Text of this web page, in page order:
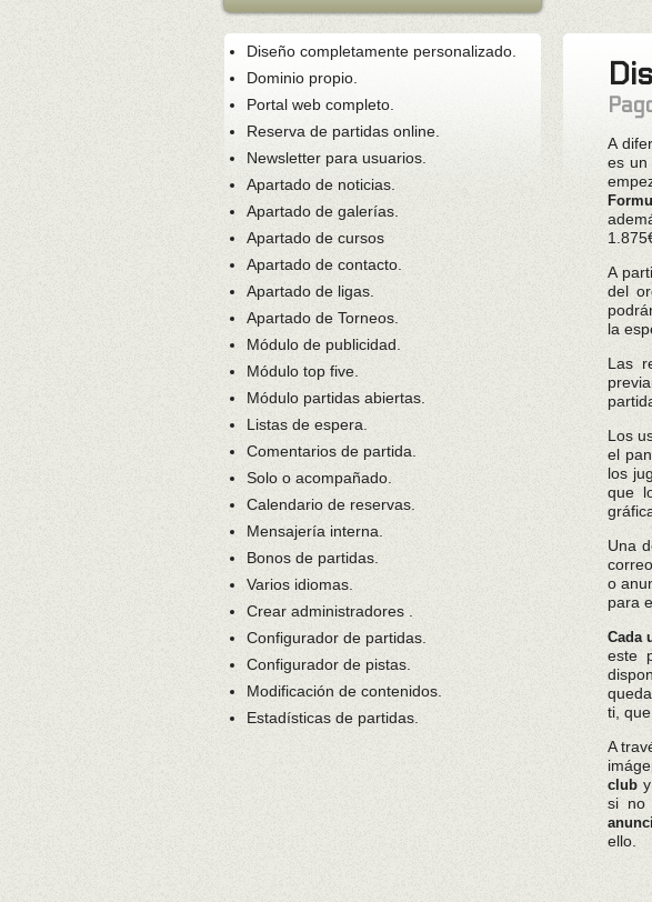
Diseño completamente personalizado.
Dominio propio.
Portal web completo.
Reserva de partidas online.
Newsletter para usuarios.
Apartado de noticias.
Apartado de galerías.
Apartado de cursos
Apartado de contacto.
Apartado de ligas.
Apartado de Torneos.
Módulo de publicidad.
Módulo top five.
Módulo partidas abiertas.
Listas de espera.
Comentarios de partida.
Solo o acompañado.
Calendario de reservas.
Mensajería interna.
Bonos de partidas.
Varios idiomas.
Crear administradores .
Configurador de partidas.
Configurador de pistas.
Modificación de contenidos.
Estadísticas de partidas.
A
es un
A
del
la
Las
Los
el
los
que
Una
o
para
Cada
este
ti,
A
club
si no
ello.